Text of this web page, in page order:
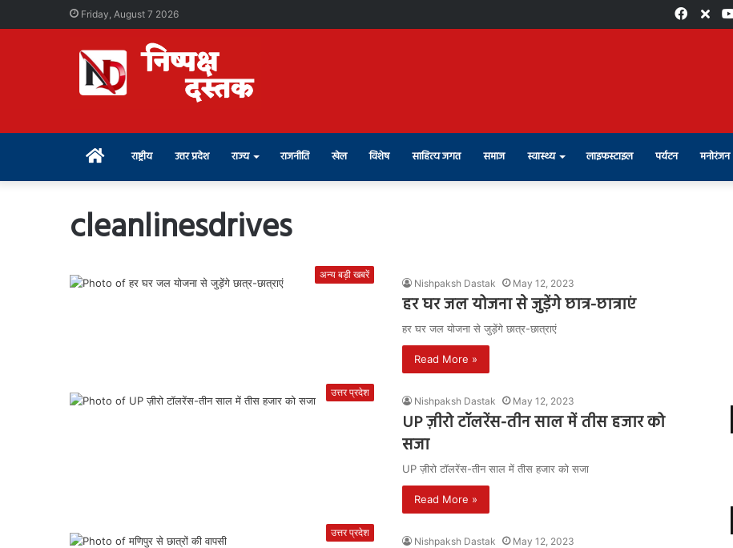
Friday, August 7 2026 X
Home राष्ट्रीय उत्तर प्रदेश राज्य राजनीति खेल विशेष साहित्य जगत समाज स्वास्थ्य लाइफस्टाइल पर्यटन मनोरंजन
cleanlinesdrives
अन्य बड़ी खबरें
Nishpaksh Dastak May 12, 2023
हर घर जल योजना से जुड़ेंगे छात्र-छात्राएं
हर घर जल योजना से जुड़ेंगे छात्र-छात्राएं
Read More »
उत्तर प्रदेश
Nishpaksh Dastak May 12, 2023
UP ज़ीरो टॉलरेंस-तीन साल में तीस हजार को
सजा
UP ज़ीरो टॉलरेंस-तीन साल में तीस हजार को सजा
Read More »
उत्तर प्रदेश
Nishpaksh Dastak May 12, 2023